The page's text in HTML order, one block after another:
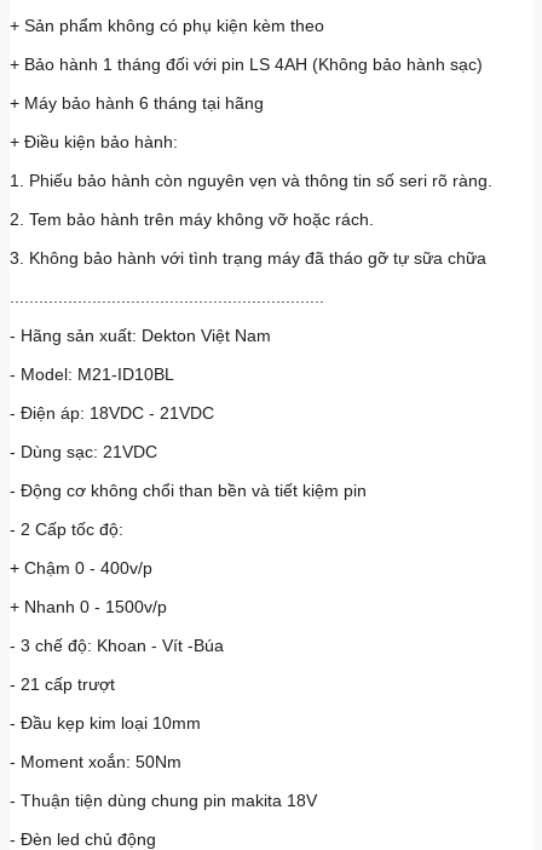
+ Sản phẩm không có phụ kiện kèm theo
+ Bảo hành 1 tháng đối với pin LS 4AH (Không bảo hành sạc)
+ Máy bảo hành 6 tháng tại hãng
+ Điều kiện bảo hành:
1. Phiếu bảo hành còn nguyên vẹn và thông tin số seri rõ ràng.
2. Tem bảo hành trên máy không vỡ hoặc rách.
3. Không bảo hành với tình trạng máy đã tháo gỡ tự sữa chữa
- Hãng sản xuất: Dekton Việt Nam
- Model: M21-ID10BL
- Điện áp: 18VDC - 21VDC
- Dùng sạc: 21VDC
- Động cơ không chổi than bền và tiết kiệm pin
- 2 Cấp tốc độ:
+ Chậm 0 - 400v/p
+ Nhanh 0 - 1500v/p
- 3 chế độ: Khoan - Vít -Búa
- 21 cấp trượt
- Đầu kẹp kim loại 10mm
- Moment xoắn: 50Nm
- Thuận tiện dùng chung pin makita 18V
- Đèn led chủ động